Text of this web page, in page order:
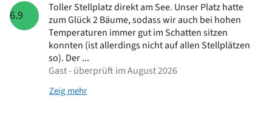
6.9
Toller Stellplatz direkt am See. Unser Platz hatte
zum Glück 2 Bäume, sodass wir auch bei hohen
Temperaturen immer gut im Schatten sitzen
konnten (ist allerdings nicht auf allen Stellplätzen
so). Der ...
Gast - überprüft im August 2026
Zeig mehr